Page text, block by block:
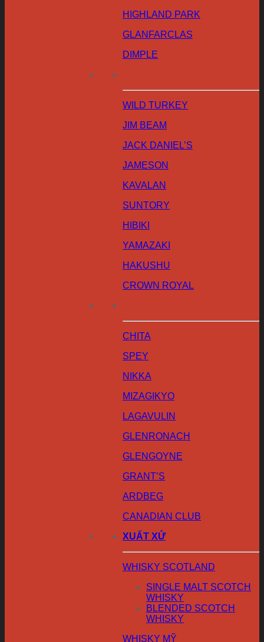
HIGHLAND PARK
GLANFARCLAS
DIMPLE
WILD TURKEY
JIM BEAM
JACK DANIEL’S
JAMESON
KAVALAN
SUNTORY
HIBIKI
YAMAZAKI
HAKUSHU
CROWN ROYAL
CHITA
SPEY
NIKKA
MIZAGIKYO
LAGAVULIN
GLENRONACH
GLENGOYNE
GRANT’S
ARDBEG
CANADIAN CLUB
XUẤT XỨ
WHISKY SCOTLAND
SINGLE MALT SCOTCH
WHISKY
BLENDED SCOTCH
WHISKY
WHISKY MỸ